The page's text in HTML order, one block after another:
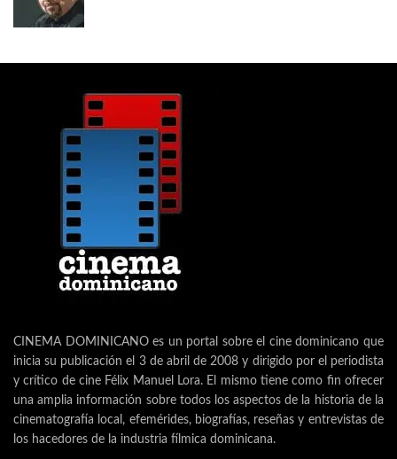
CINEMA DOMINICANO es un portal sobre el cine dominicano que
inicia su publicación el 3 de abril de 2008 y dirigido por el periodista
y crítico de cine Félix Manuel Lora. El mismo tiene como fin ofrecer
una amplia información sobre todos los aspectos de la historia de la
cinematografía local, efemérides, biografías, reseñas y entrevistas de
los hacedores de la industria fílmica dominicana.